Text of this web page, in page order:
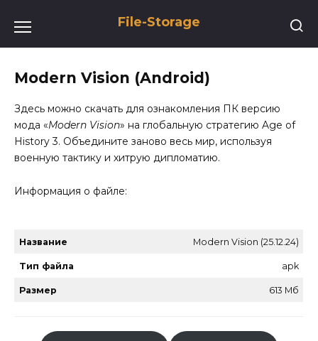
содержанию
File-Storage
Modern Vision (Android)
Здесь можно скачать для ознакомления ПК версию
мода «Modern Vision» на глобальную стратегию Age of
History 3. Объедините заново весь мир, используя
военную тактику и хитрую дипломатию.
Информация о файле:
Название Modern Vision (25.12.24)
Тип файла apk
Размер 613 Мб